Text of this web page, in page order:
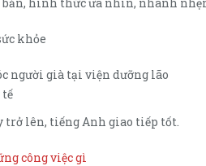
khỏe
người già tại viện dưỡng lão
trở lên, tiếng Anh giao tiếp tốt.
công việc gì